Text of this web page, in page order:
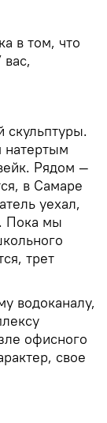
в том, что
скульптуры.
натертым
Рядом —
в Самаре
уехал,
Пока мы
трет
водоканалу,
офисного
свое